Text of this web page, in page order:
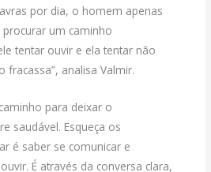
por dia, o homem apenas
um caminho
tentar ouvir e ela tentar não
fracassa”, analisa Valmir.
para deixar o
saudável. Esqueça os
é saber se comunicar e
É através da conversa clara,